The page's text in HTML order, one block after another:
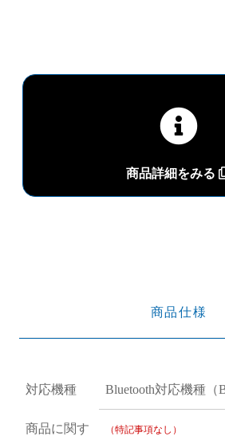
商品詳細をみる
商品仕様
対応機種 Bluetooth対応機種（
商品に関す
（特記事項なし）